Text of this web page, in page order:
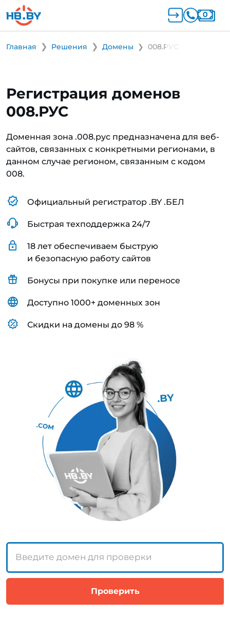
Главная Решения Домены 008.РУС
Регистрация доменов
008.РУС
Доменная зона .008.рус предназначена для веб-
сайтов, связанных с конкретными регионами, в
данном случае регионом, связанным с кодом
008.
Официальный регистратор .BY .БЕЛ
Быстрая техподдержка 24/7
18 лет обеспечиваем быструю
и безопасную работу сайтов
Бонусы при покупке или переносе
Доступно 1000+ доменных зон
Скидки на домены до 98 %